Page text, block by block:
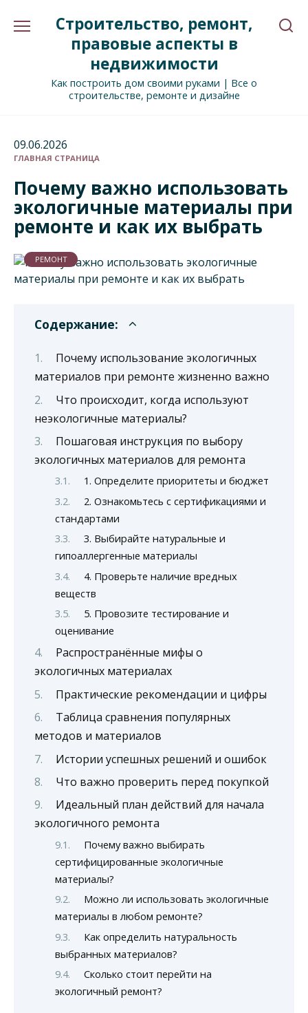
Строительство, ремонт,
правовые аспекты в
недвижимости
Как построить дом своими руками | Все о
строительстве, ремонте и дизайне
09.06.2026
ГЛАВНАЯ СТРАНИЦА
Почему важно использовать
экологичные материалы при
ремонте и как их выбрать
РЕМОНТ
Содержание:
Почему использование экологичных
материалов при ремонте жизненно важно
Что происходит, когда используют
неэкологичные материалы?
Пошаговая инструкция по выбору
экологичных материалов для ремонта
1. Определите приоритеты и бюджет
2. Ознакомьтесь с сертификациями и
стандартами
3. Выбирайте натуральные и
гипоаллергенные материалы
4. Проверьте наличие вредных
веществ
5. Провозите тестирование и
оценивание
Распространённые мифы о
экологичных материалах
Практические рекомендации и цифры
Таблица сравнения популярных
методов и материалов
Истории успешных решений и ошибок
Что важно проверить перед покупкой
Идеальный план действий для начала
экологичного ремонта
Почему важно выбирать
сертифицированные экологичные
материалы?
Можно ли использовать экологичные
материалы в любом ремонте?
Как определить натуральность
выбранных материалов?
Сколько стоит перейти на
экологичный ремонт?